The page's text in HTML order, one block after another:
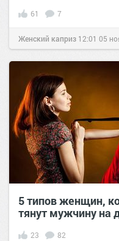
61 7
Женский каприз 12:01 05
5 типов женщин,
тянут мужчину на
23 82